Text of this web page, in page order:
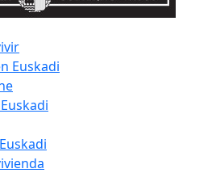
Euskadi